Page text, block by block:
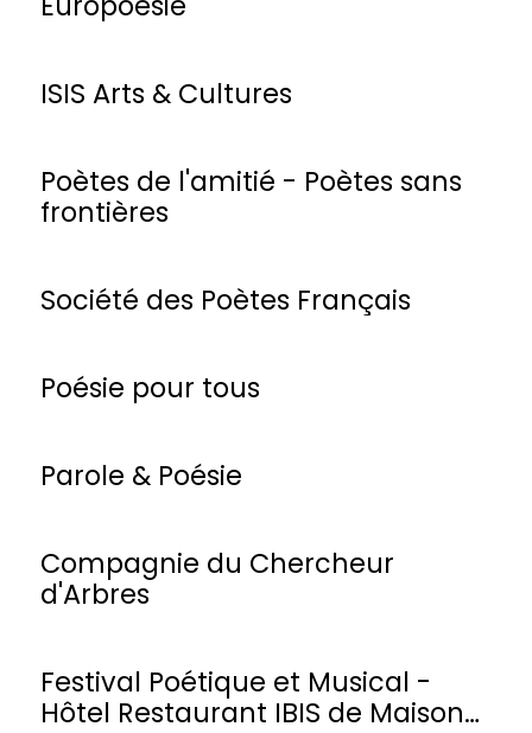
ISIS Arts & Cultures
Poètes de l'amitié - Poètes sans
frontières
Société des Poètes Français
Poésie pour tous
Parole & Poésie
Compagnie du Chercheur
d'Arbres
Festival Poétique et Musical -
Hôtel Restaurant IBIS de Maisons-